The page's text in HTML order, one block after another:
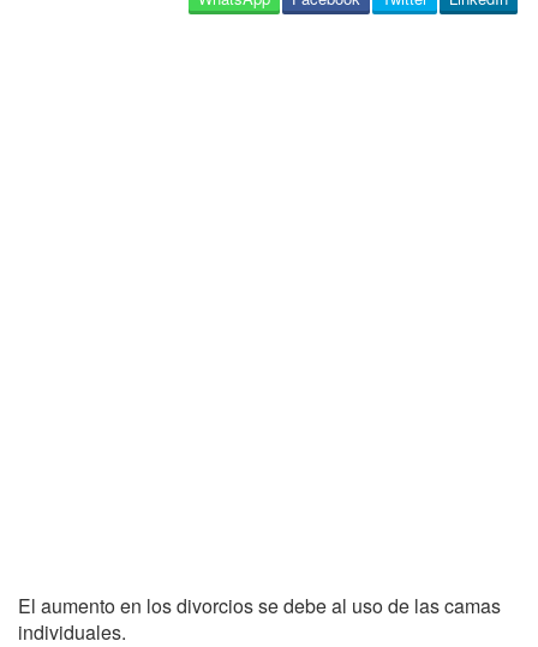
El aumento en los divorcios se debe al uso de las camas
individuales.